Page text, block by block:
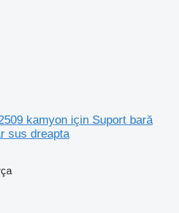
kamyon için Suport bară
sus dreapta